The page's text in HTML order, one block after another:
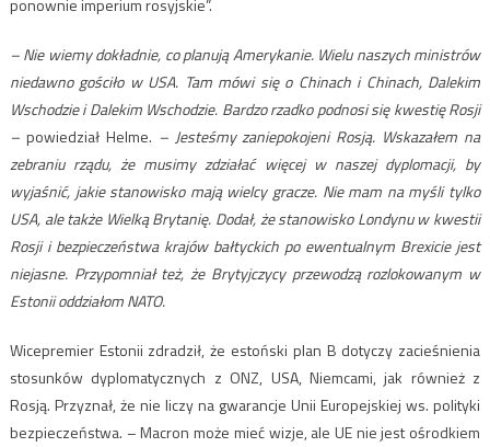
ponownie imperium rosyjskie”.
– Nie wiemy dokładnie, co planują Amerykanie. Wielu naszych ministrów
niedawno gościło w USA. Tam mówi się o Chinach i Chinach, Dalekim
Wschodzie i Dalekim Wschodzie. Bardzo rzadko podnosi się kwestię Rosji
–powiedział Helme. – Jesteśmy zaniepokojeni Rosją. Wskazałem na
zebraniu rządu, że musimy zdziałać więcej w naszej dyplomacji, by
wyjaśnić, jakie stanowisko mają wielcy gracze. Nie mam na myśli tylko
USA, ale także Wielką Brytanię. Dodał, że stanowisko Londynu w kwestii
Rosji i bezpieczeństwa krajów bałtyckich po ewentualnym Brexicie jest
niejasne. Przypomniał też, że Brytyjczycy przewodzą rozlokowanym w
Estonii oddziałom NATO.
Wicepremier Estonii zdradził, że estoński plan B dotyczy zacieśnienia
stosunków dyplomatycznych z ONZ, USA, Niemcami, jak również z
Rosją. Przyznał, że nie liczy na gwarancje Unii Europejskiej ws. polityki
bezpieczeństwa. – Macron może mieć wizje, ale UE nie jest ośrodkiem